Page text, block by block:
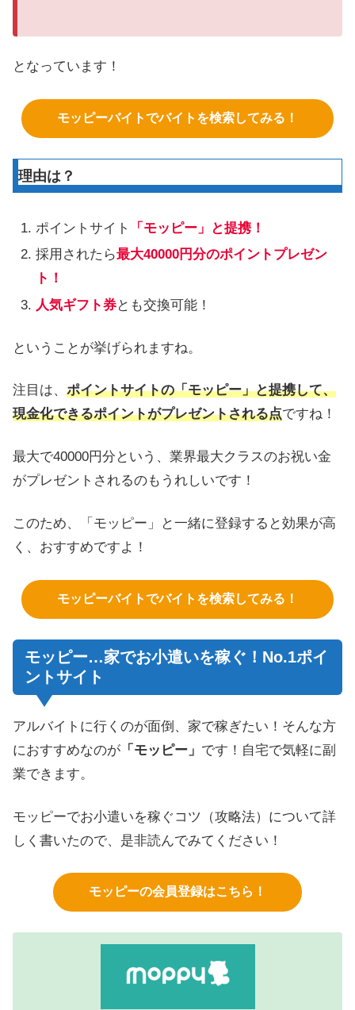
となっています！
モッピーバイトでバイトを検索してみる！
理由は？
ポイントサイト
「モッピー」と提携！
採用されたら最大40000円分のポイントプレゼン
ト！
人気ギフト券とも交換可能！
ということが挙げられますね。
注目は、 ポイントサイトの「モッピー」と提携して、
現金化できるポイントがプレゼントされる点ですね！
最大で40000円分という、業界最大クラスのお祝い金
がプレゼントされるのもうれしいです！
このため、「モッピー」と一緒に登録すると効果が高
く、おすすめですよ！
モッピーバイトでバイトを検索してみる！
モッピー…家でお小遣いを稼ぐ！No.1ポイ
ントサイト
アルバイトに行くのが面倒、家で稼ぎたい！そんな方
におすすめなのが 「モッピー」 です！自宅で気軽に副
業できます。
モッピーでお小遣いを稼ぐコツ（攻略法）について詳
しく書いたので、是非読んでみてください！
モッピーの会員登録はこちら！